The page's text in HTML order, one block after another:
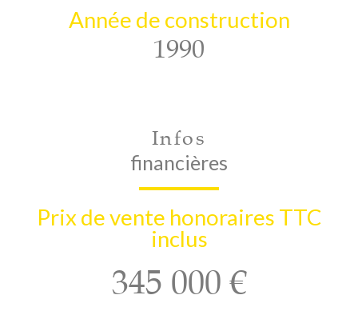
Année de construction
1990
Infos
financières
Prix de vente honoraires TTC
inclus
345 000 €